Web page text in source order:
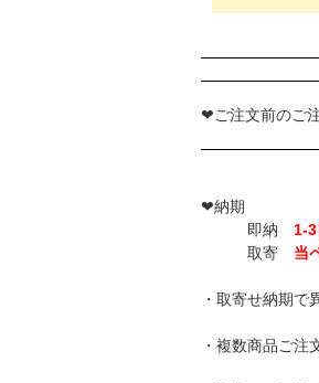
❤ご注文前のご
❤納期
即納 1-
取寄 当
・取寄せ納期で
・複数商品ご注